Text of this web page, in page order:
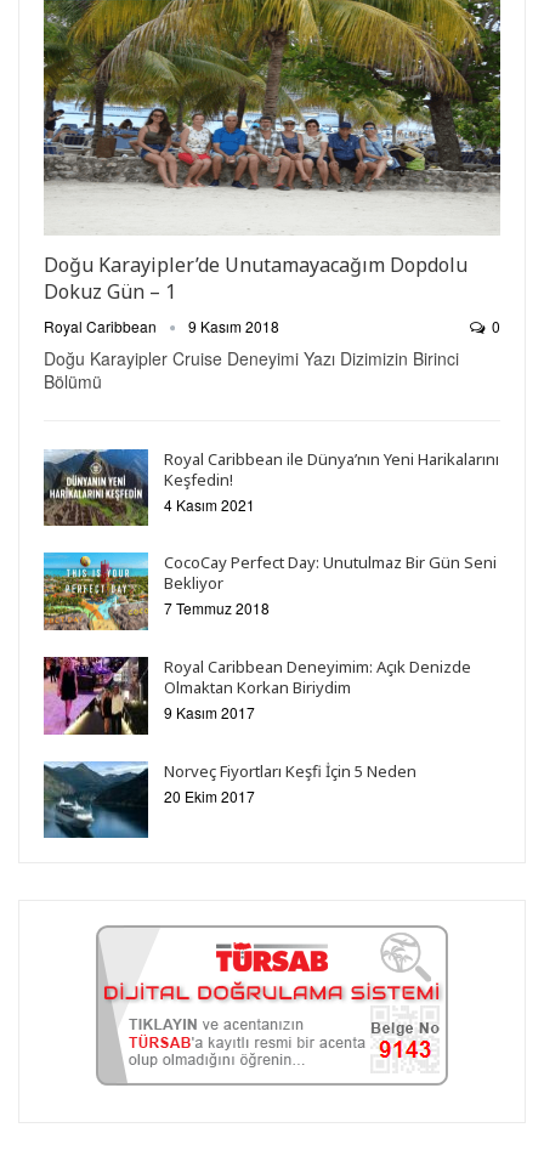
Doğu Karayipler’de Unutamayacağım Dopdolu
Dokuz Gün – 1
Royal Caribbean 9 Kasım 2018 0
Doğu Karayipler Cruise Deneyimi Yazı Dizimizin Birinci
Bölümü
Royal Caribbean ile Dünya’nın Yeni Harikalarını
Keşfedin!
4 Kasım 2021
CocoCay Perfect Day: Unutulmaz Bir Gün Seni
Bekliyor
7 Temmuz 2018
Royal Caribbean Deneyimim: Açık Denizde
Olmaktan Korkan Biriydim
9 Kasım 2017
Norveç Fiyortları Keşfi İçin 5 Neden
20 Ekim 2017